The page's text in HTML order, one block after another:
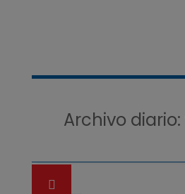
Archivo diario: